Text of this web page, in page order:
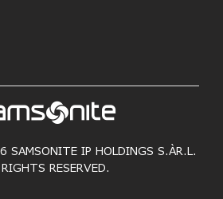
IP HOLDINGS S.ÀR.L.
RESERVED.